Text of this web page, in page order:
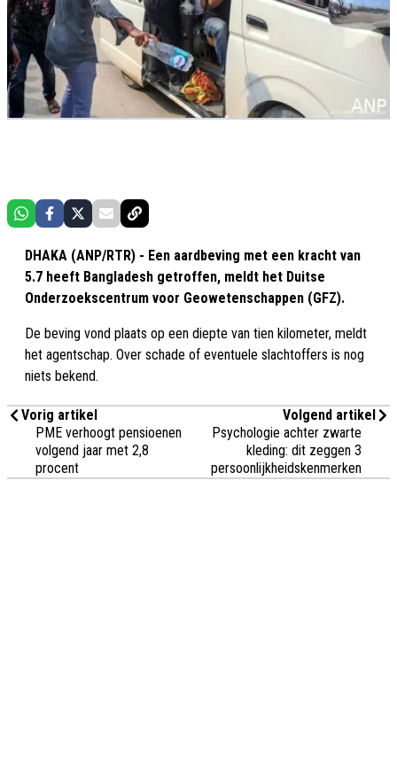
DHAKA (ANP/RTR) - Een aardbeving met een kracht van
5.7 heeft Bangladesh getroffen, meldt het Duitse
Onderzoekscentrum voor Geowetenschappen (GFZ).
De beving vond plaats op een diepte van tien kilometer, meldt
het agentschap. Over schade of eventuele slachtoffers is nog
niets bekend.
Vorig artikel
PME verhoogt pensioenen
volgend jaar met 2,8
procent
Volgend artikel
Psychologie achter zwarte
kleding: dit zeggen 3
persoonlijkheidskenmerken